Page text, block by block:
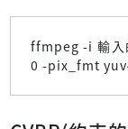
ffmpeg -i 輸入
0 -pix_fmt